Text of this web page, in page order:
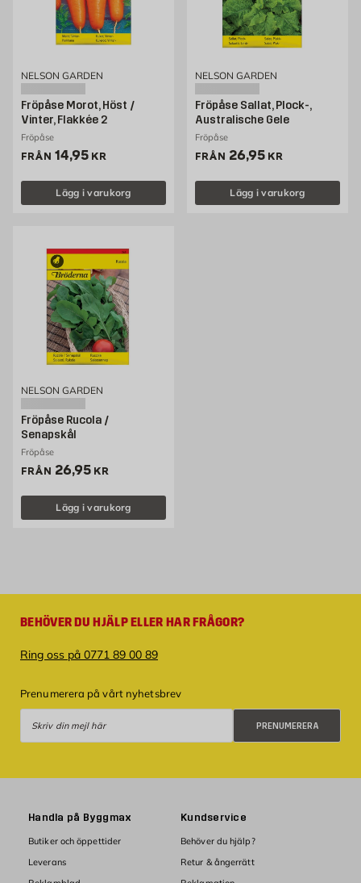
NELSON GARDEN
Fröpåse Morot, Höst /
Vinter, Flakkée 2
Fröpåse
FRÅN Pris 14.95 kr
14,95 KR
Lägg i varukorg
NELSON GARDEN
Fröpåse Sallat, Plock-,
Australische Gele
Fröpåse
FRÅN Pris 26.95 kr
26,95 KR
Lägg i varukorg
NELSON GARDEN
Fröpåse Rucola /
Senapskål
Fröpåse
FRÅN Pris 26.95 kr
26,95 KR
Lägg i varukorg
BEHÖVER DU HJÄLP ELLER HAR FRÅGOR?
Ring oss på 0771 89 00 89
Prenumerera på vårt nyhetsbrev
PRENUMERERA
Handla på Byggmax
Butiker och öppettider
Leverans
Kundservice
Behöver du hjälp?
Retur & ångerrätt